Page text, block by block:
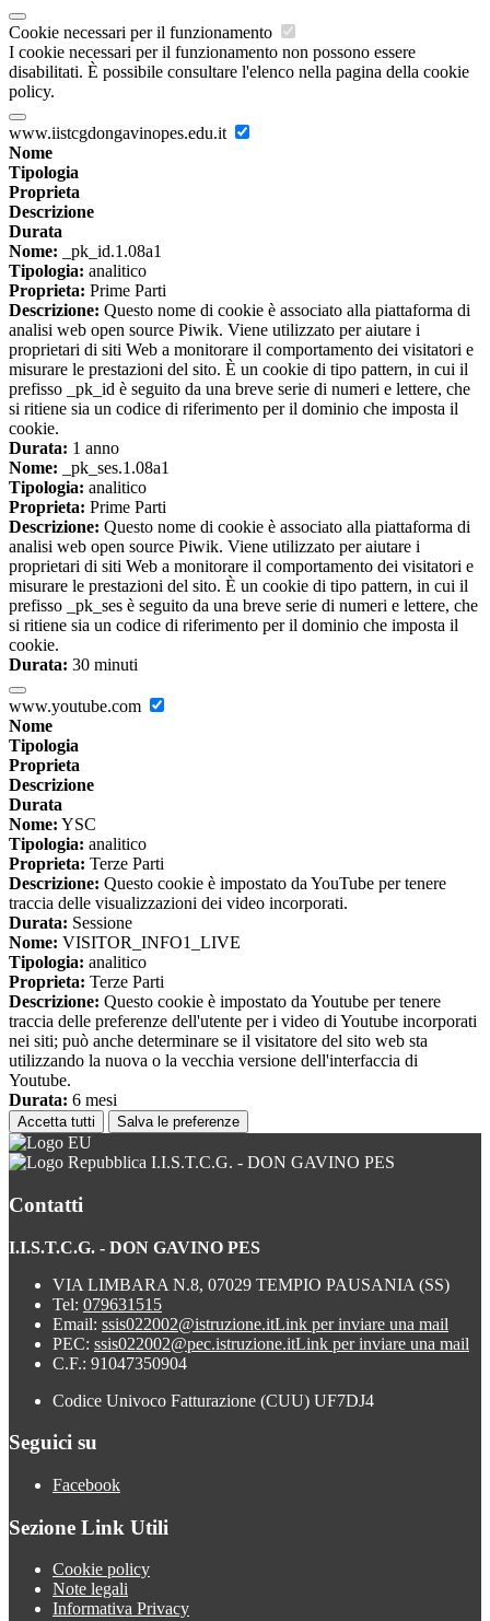
Cookie necessari per il funzionamento
I cookie necessari per il funzionamento non possono essere
disabilitati. È possibile consultare l'elenco nella pagina della cookie
policy.
www.iistcgdongavinopes.edu.it
Nome
Tipologia
Proprieta
Descrizione
Durata
Nome: _pk_id.1.08a1
Tipologia: analitico
Proprieta: Prime Parti
Descrizione: Questo nome di cookie è associato alla piattaforma di
analisi web open source Piwik. Viene utilizzato per aiutare i
proprietari di siti Web a monitorare il comportamento dei visitatori e
misurare le prestazioni del sito. È un cookie di tipo pattern, in cui il
prefisso _pk_id è seguito da una breve serie di numeri e lettere, che
si ritiene sia un codice di riferimento per il dominio che imposta il
cookie.
Durata: 1 anno
Nome: _pk_ses.1.08a1
Tipologia: analitico
Proprieta: Prime Parti
Descrizione: Questo nome di cookie è associato alla piattaforma di
analisi web open source Piwik. Viene utilizzato per aiutare i
proprietari di siti Web a monitorare il comportamento dei visitatori e
misurare le prestazioni del sito. È un cookie di tipo pattern, in cui il
prefisso _pk_ses è seguito da una breve serie di numeri e lettere, che
si ritiene sia un codice di riferimento per il dominio che imposta il
cookie.
Durata: 30 minuti
www.youtube.com
Nome
Tipologia
Proprieta
Descrizione
Durata
Nome: YSC
Tipologia: analitico
Proprieta: Terze Parti
Descrizione: Questo cookie è impostato da YouTube per tenere
traccia delle visualizzazioni dei video incorporati.
Durata: Sessione
Nome: VISITOR_INFO1_LIVE
Tipologia: analitico
Proprieta: Terze Parti
Descrizione: Questo cookie è impostato da Youtube per tenere
traccia delle preferenze dell'utente per i video di Youtube incorporati
nei siti; può anche determinare se il visitatore del sito web sta
utilizzando la nuova o la vecchia versione dell'interfaccia di
Youtube.
Durata: 6 mesi
Accetta tutti Salva le preferenze
I.I.S.T.C.G. - DON GAVINO PES
Contatti
I.I.S.T.C.G. - DON GAVINO PES
VIA LIMBARA N.8, 07029 TEMPIO PAUSANIA (SS)
Tel: 079631515
Email: ssis022002@istruzione.itLink per inviare una mail
PEC: ssis022002@pec.istruzione.itLink per inviare una mail
C.F.: 91047350904
Codice Univoco Fatturazione (CUU) UF7DJ4
Seguici su
Facebook
Sezione Link Utili
Cookie policy
Note legali
Informativa Privacy